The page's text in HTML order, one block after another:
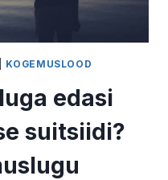
KOGEMUSLOOD
edasi
suitsiidi?